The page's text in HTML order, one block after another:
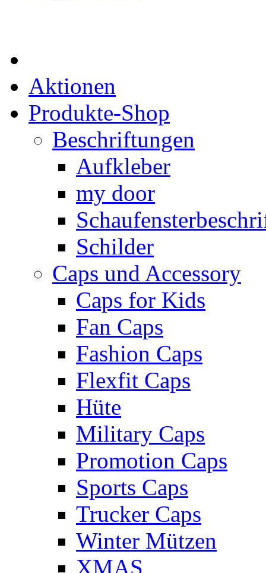
Aktionen
Produkte-Shop
Beschriftungen
Aufkleber
my door
Schilder
Caps und Accessory
Caps for Kids
Fan Caps
Fashion Caps
Flexfit Caps
Hüte
Military Caps
Promotion Caps
Sports Caps
Trucker Caps
Winter Mützen
XMAS